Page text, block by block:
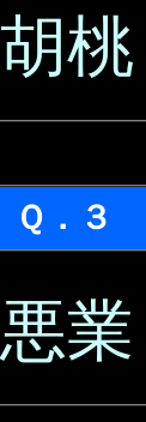
胡桃
Ｑ．３
悪業